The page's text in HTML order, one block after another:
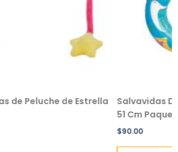
de Peluche de Estrella
Salvavidas
51 Cm
$90.00